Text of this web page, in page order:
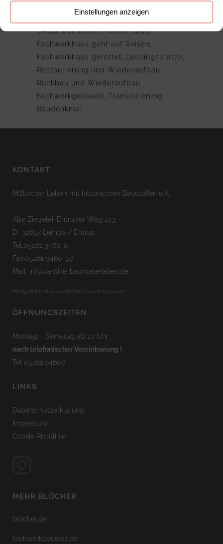
Einstellungen anzeigen
TAGS: alte Balken neues Haus,
Fachwerkhaus geht auf Reisen,
Fachwerkhaus gerettet, Lieblingsplätze,
Restaurierung und Wiederaufbau,
Rückbau und Wiederaufbau
Fachwerkgebäude, Translozierung
Baudenkmal
KONTAKT
M.Blöcher Leben mit historischen Baustoffen e.K.
Alte Ziegelei, Entruper Weg 273
D- 32657 Lemgo / Entrup
Tel.05261 9460-0
Fax.05261 9460-50
Mail. info@antike-baumaterialien.de
Maßgeblich ist ausschließlich das Impressum.
ÖFFNUNGSZEITEN
Montag – Samstag ab 10 Uhr
nach telefonischer Vereinbarung !
Tel 05261 94600
LINKS
Datenschutzerklärung
Impressum
Cookie Richtlinie
MEHR BLÖCHER
blöcher.de
fachwerkbausatz.de